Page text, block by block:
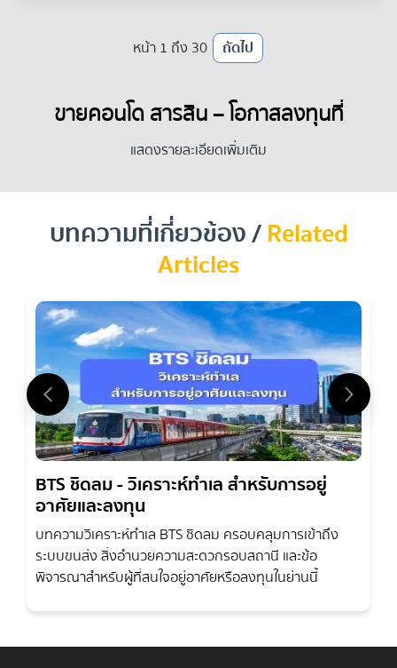
หน้า 1 ถึง 30 ถัดไป
ขายคอนโด สารสิน – โอกาสลงทุนที่
แข็งแกร่งในอสังหาริมทรัพย์พรีเมียม: บท
คุณคือนักวิเคราะห์ นักลงทุน หรือเจ้าของคอนโดที่ต้องการ
คอนโด สารสินและกำลังมองหาข้อมูลเชิงลึกและการวิเคราะห์
ตลาดเพื่อประกอบการตัดสินใจซื้อหรือขายใช่ไหม? บทความนี้จะให้
ข้อมูลเชิงลึกและการวิเคราะห์ที่ครอบคลุมสำหรับคุณ โดยเน้นถึง
ศักยภาพการลงทุนที่แข็งแกร่งในอสังหาริมทรัพย์พรีเมียมของ
ทำเลนี้
แสดงรายละเอียดเพิ่มเติม
บทความที่เกี่ยวข้อง /Related
Articles
BTS ชิดลม - วิเคราะห์ทำเล สำหรับการอยู่
อาศัยและลงทุน
บทความวิเคราะห์ทำเล BTS ชิดลม ครอบคลุมการเข้าถึง
ระบบขนส่ง สิ่งอำนวยความสะดวกรอบสถานี และข้อ
พิจารณาสำหรับผู้ที่สนใจอยู่อาศัยหรือลงทุนในย่านนี้